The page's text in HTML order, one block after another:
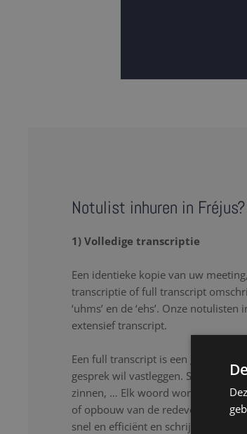
Notulist inhuren in
1) Volledige transcriptie
Een identieke kopie van uw
transcriptie of full transcript
‘uhms’ en de ‘ehs’. Onze
extensief transcript.
Een full transcript is een goede
gesprek wil vastleggen.
zinnen, … Elk woord wordt
of opbouw van de redevoering.
snel en efficiënt en schrijven uw